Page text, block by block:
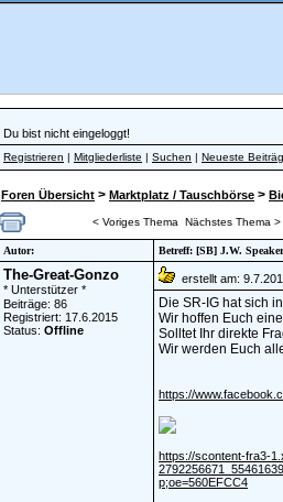
Du bist nicht eingeloggt!
Registrieren | Mitgliederliste | Suchen | Neueste
Foren Übersicht > Marktplatz / Tauschbörse >
< Voriges Thema Nächstes Thema >
Autor: Betreff: [SB] J.W.
The-Great-Gonzo
* Unterstützer *
Beiträge: 86
Registriert: 17.6.2015
Status: Offline
erstellt am:
Die SR-IG hat sich
Wir hoffen Euch
Solltet Ihr direkte
Wir werden Euch
https://
https://scontent-fra3-
p;oe=560EFCC4